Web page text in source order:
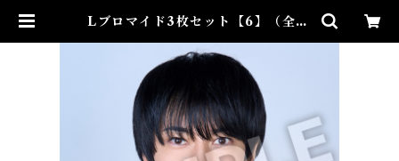
Lブロマイド3枚セット【6】（全10
aiyo-ayukawa